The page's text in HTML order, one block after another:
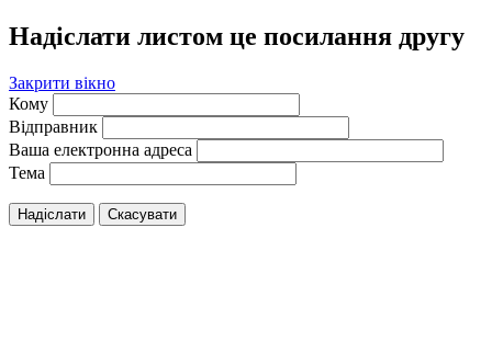
Надіслати листом це посилання другу
Закрити вікно
Кому
Відправник
Ваша електронна адреса
Тема
Надіслати Скасувати